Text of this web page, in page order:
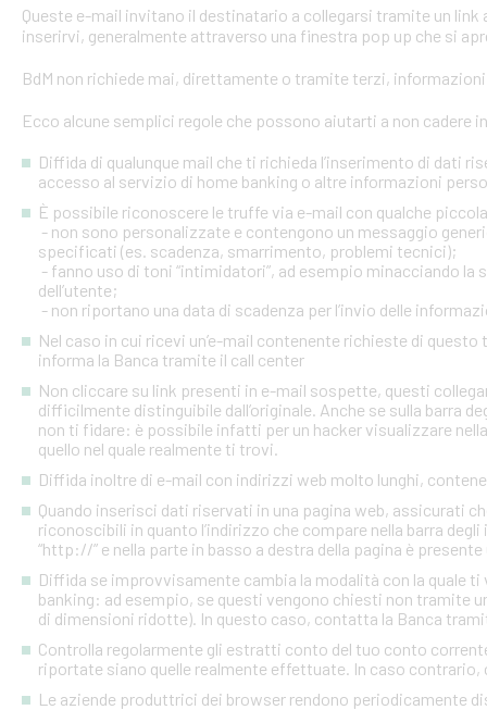
Queste e-mail invitano il destinatario a collegarsi tramite un
inserirvi, generalmente attraverso una finestra pop up che si
BdM non richiede mai, direttamente o tramite terzi,
Ecco alcune semplici regole che possono aiutarti a non cadere
Diffida di qualunque mail che ti richieda l’inserimento di dati
accesso al servizio di home banking o altre informazioni
È possibile riconoscere le truffe via e-mail con qualche
- non sono personalizzate e contengono un messaggio
specificati (es. scadenza, smarrimento, problemi tecnici);
- fanno uso di toni “intimidatori”, ad esempio minacciando
dell’utente;
- non riportano una data di scadenza per l’invio delle
Nel caso in cui ricevi un’e-mail contenente richieste di
informa la Banca tramite il call center
Non cliccare su link presenti in e-mail sospette, questi
difficilmente distinguibile dall’originale. Anche se sulla barra
non ti fidare: è possibile infatti per un hacker visualizzare
quello nel quale realmente ti trovi.
Diffida inoltre di e-mail con indirizzi web molto lunghi,
Quando inserisci dati riservati in una pagina web, assicurati
riconoscibili in quanto l’indirizzo che compare nella barra
“http://” e nella parte in basso a destra della pagina è
Diffida se improvvisamente cambia la modalità con la quale
banking: ad esempio, se questi vengono chiesti non tramite
di dimensioni ridotte). In questo caso, contatta la Banca
Controlla regolarmente gli estratti conto del tuo conto
riportate siano quelle realmente effettuate. In caso
Le aziende produttrici dei browser rendono periodicamente